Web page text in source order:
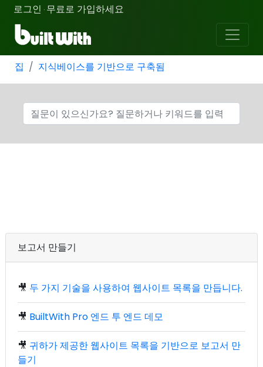
로그인 · 무료로 가입하세요
집 지식베이스를 기반으로 구축됨
보고서 만들기
🎥 두 가지 기술을 사용하여 웹사이트 목록을 만듭니다.
🎥 BuiltWith Pro 엔드 투 엔드 데모
🎥 귀하가 제공한 웹사이트 목록을 기반으로 보고서 만
들기